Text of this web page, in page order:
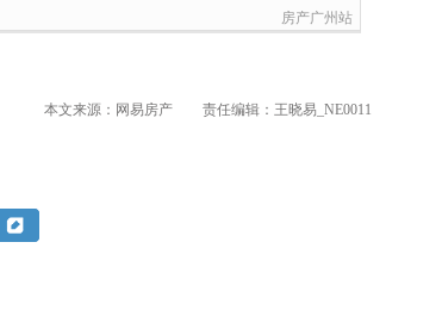
房产广州站
本文来源：网易房产 责任编辑：王晓易_NE0011